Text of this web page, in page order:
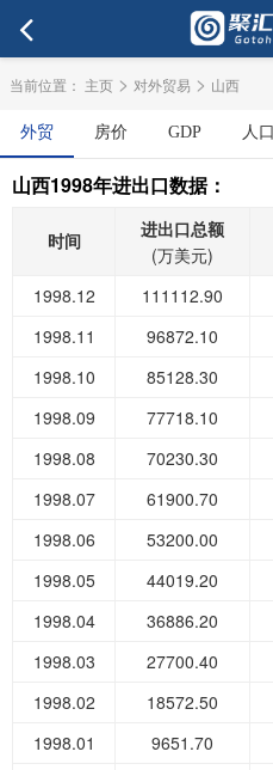
当前位置： 主页 > 对外贸易 > 山西
外贸 房价 GDP 人口
山西1998年进出口数据：
时间
进出口总额
(万美元)
1998.12
111112.90
1998.11
96872.10
1998.10
85128.30
1998.09
77718.10
1998.08
70230.30
1998.07
61900.70
1998.06
53200.00
1998.05
44019.20
1998.04
36886.20
1998.03
27700.40
1998.02
18572.50
1998.01
9651.70